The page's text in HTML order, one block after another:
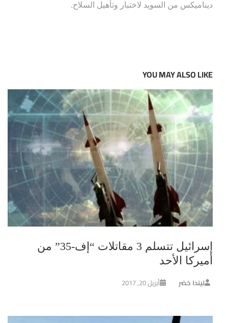
ديناميكس من السويد لاختبار وتأهيل السلاح.
YOU MAY ALSO LIKE
إسرائيل تتسلم 3 مقاتلات “إف-35” من
أميركا الأحد
ليندا خضر أبريل 20, 2017